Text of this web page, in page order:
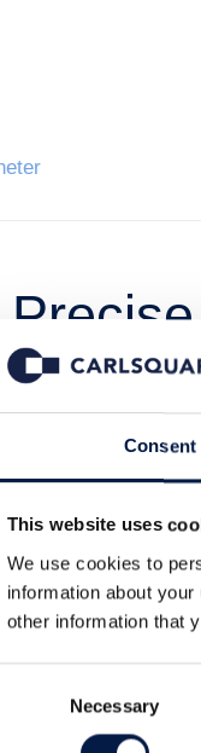
Consent
This website uses
We use cookies to
information about
other information that
Necessary
18 nov 2018
(PB) rapporterade
Bolaget är bra
men lyftet lär